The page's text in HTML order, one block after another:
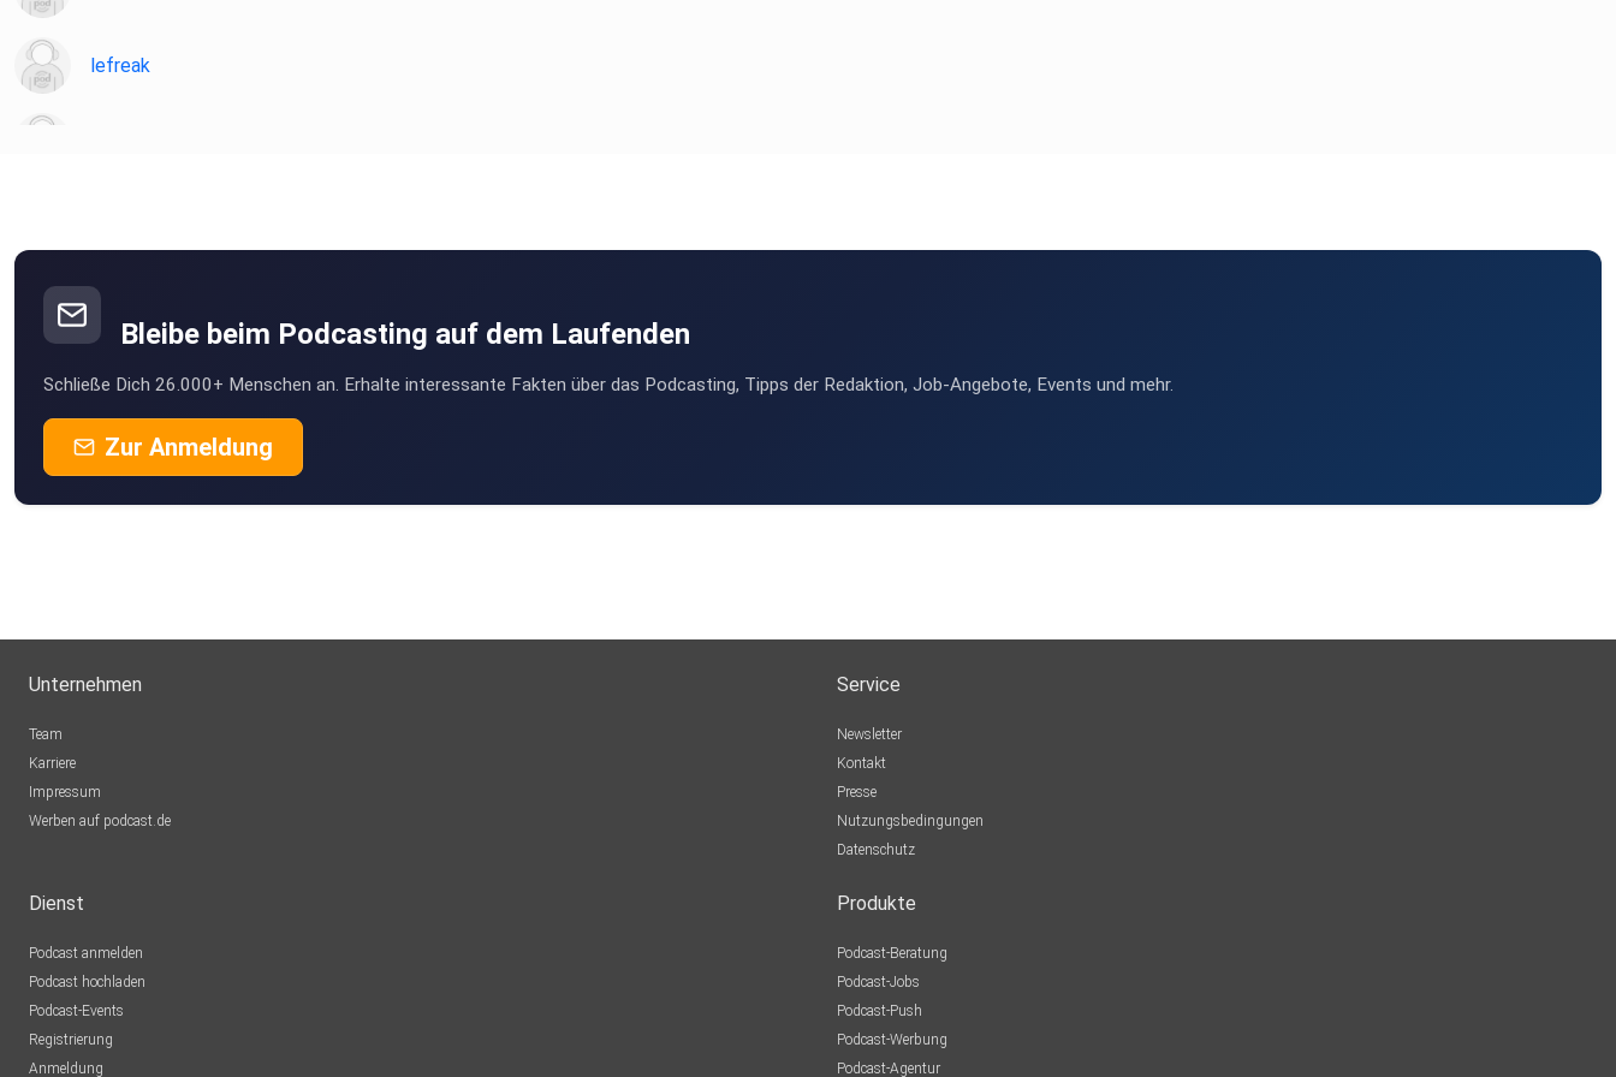
lefreak
be2ekbox
Berlin
StefanieBG
Buddel003
Winterthur
Lausch776
Mecht
Sinzig
mirkolindner
Bleibe beim Podcasting auf dem Laufenden
Schließe Dich 26.000+ Menschen an. Erhalte interessante Fakten über das Podcasting, Tipps der Redaktion, Job-Angebote, Events und mehr.
Zur Anmeldung
Unternehmen
Team
Karriere
Impressum
Werben auf podcast.de
Service
Newsletter
Kontakt
Presse
Nutzungsbedingungen
Datenschutz
Dienst
Podcast anmelden
Podcast hochladen
Podcast-Events
Registrierung
Anmeldung
Produkte
Podcast-Beratung
Podcast-Jobs
Podcast-Push
Podcast-Werbung
Podcast-Agentur